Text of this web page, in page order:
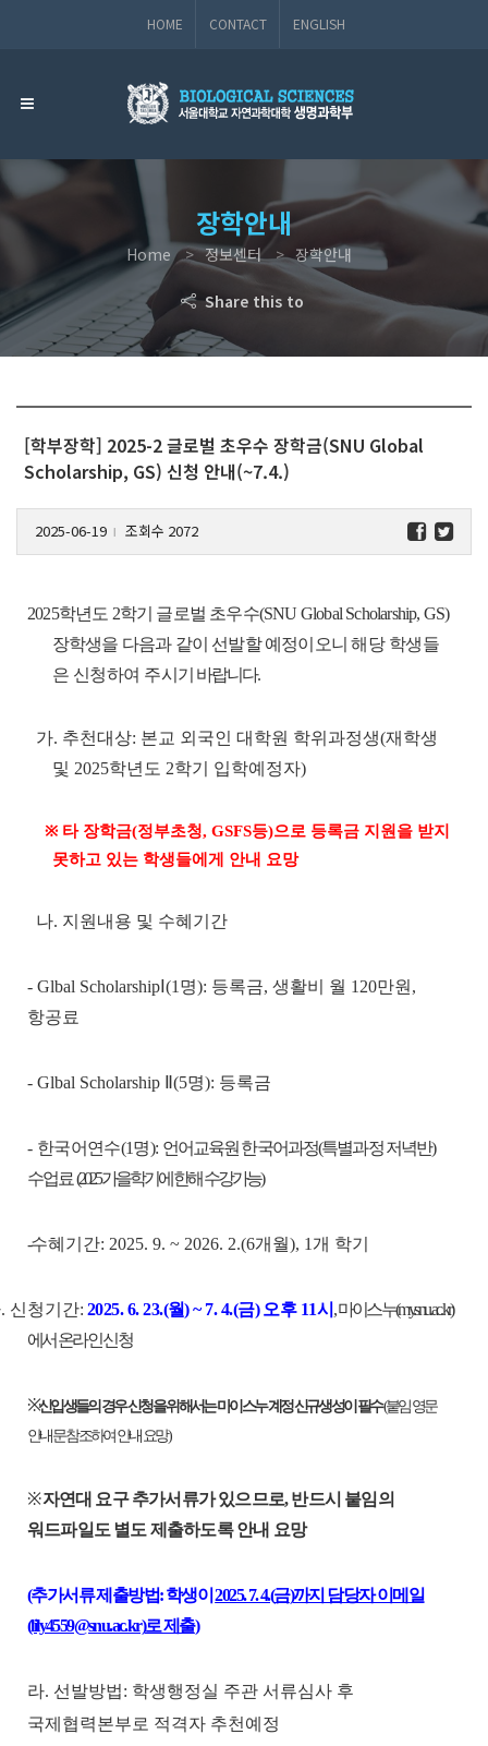
HOME CONTACT ENGLISH
장학안내
Home 정보센터 장학안내
Share this to
[학부장학] 2025-2 글로벌 초우수 장학금(SNU Global
Scholarship, GS) 신청 안내(~7.4.)
2025-06-19 l 조회수 2072
2025학년도 2학기 글로벌 초우수(SNU Global Scholarship, GS)
장학생을 다음과 같이 선발할 예정이오니해당 학생들
은 신청하여 주시 기 바랍니다.
가. 추천대상: 본교 외국인 대학원 학위과정생(재학생
및 2025학년도 2학기 입학예정자)
※ 타 장학금(정부초청, GSFS등)으로 등록금 지원을 받지
못하고 있는 학생들에게 안내 요망
나. 지원내용 및 수혜기간
- Glbal ScholarshipⅠ (1 명): 등록금, 생활비 월 120만원 ,
항공료
- Glbal Scholarship (5명): 등록금
- 한국어연수(1명): 언어교육원 한국어과정(특별과정 저녁반)
수업료(2025가을학기에 한해 수강가능)
-수혜기간: 2025. 9. ~ 2026. 2.(6개월), 1 개 학기
. 신청기간: 2025. 6. 23.(월) ~ 7. 4.(금)오후 11시 ,마이스누(my.snu.ac.kr)
에서 온라인 신청
※신입생들의 경우 신청을 위해서는 마이스누 계정 신규생성이 필수(붙임 영문
안내문 참조하여 안내 요망)
※ 자연대 요구 추가서류가 있으므로,반드시 붙임의
워드파일도 별도 제출하도록 안내 요망
(추가서류 제출방법:학생이2025. 7. 4.(금)까지 담당자 이메일
(lily4559@snu.ac.kr)로 제출)
라. 선발방법: 학생행정실 주관 서류심사 후
국제협력본부로 적격자 추천예정